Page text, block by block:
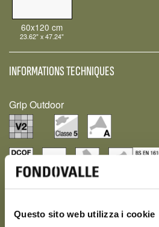
Questo sito web utilizza i cookie
60x120 cm
23.62" x 47.24"
INFORMATIONS TECHNIQUES
Grip Outdoor
COULEURS